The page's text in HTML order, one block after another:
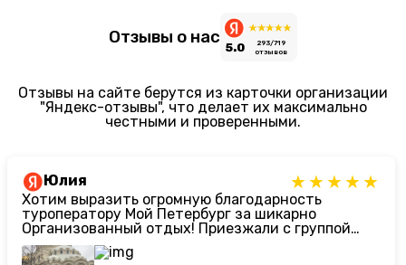
Отзывы о нас
5.0
293/719
отзывов
Отзывы на сайте берутся из карточки организации
"Яндекс-отзывы", что делает их максимально
честными и проверенными.
Юлия
Хотим выразить огромную благодарность
туроператору Мой Петербург за шикарно
Организованный отдых! Приезжали с группой
девятиклассников. Ребят сейчас сложно чем-то
заинтересовать, но нам подобрали